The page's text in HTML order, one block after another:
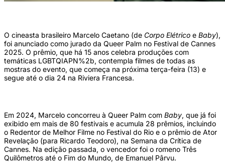
O cineasta brasileiro Marcelo Caetano (de Corpo Elétrico e Baby),
foi anunciado como jurado da Queer Palm no Festival de Cannes
2025. O prêmio, que há 15 anos celebra produções com
temáticas LGBTQIAPN%2b, contempla filmes de todas as
mostras do evento, que começa na próxima terça-feira (13) e
segue até o dia 24 na Riviera Francesa.
Em 2024, Marcelo concorreu à Queer Palm com Baby, que já foi
exibido em mais de 80 festivais e acumula 28 prêmios, incluindo
o Redentor de Melhor Filme no Festival do Rio e o prêmio de Ator
Revelação (para Ricardo Teodoro), na Semana da Crítica de
Cannes. Na edição passada, o vencedor foi o romeno Três
Quilômetros até o Fim do Mundo, de Emanuel Pârvu.